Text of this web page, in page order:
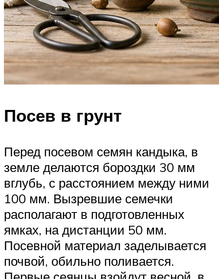
Посев в грунт
Перед посевом семян кандыка, в
земле делаются бороздки 30 мм
вглубь, с расстоянием между ними
100 мм. Вызревшие семечки
располагают в подготовленных
ямках, на дистанции 50 мм.
Посевной материал заделывается
почвой, обильно поливается.